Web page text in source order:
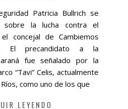
Patricia Bullrich se
sobre la lucha contra el
concejal de Cambiemos
El precandidato a la
fue señalado por la
“Tavi” Celis, actualmente
como uno de los que
LEYENDO